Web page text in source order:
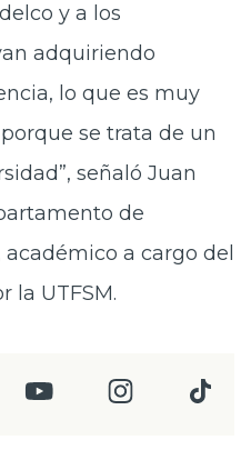
y a los
adquiriendo
lo que es muy
se trata de un
señaló Juan
de
a cargo del
la UTFSM.